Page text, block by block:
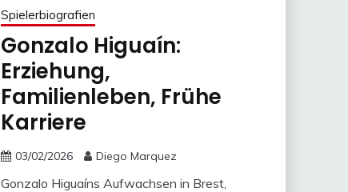
Spielerbiografien
Gonzalo Higuaín:
Erziehung,
Familienleben, Frühe
Karriere
03/02/2026 Diego Marquez
Gonzalo Higuaíns Aufwachsen in Brest,